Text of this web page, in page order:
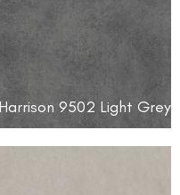
Harrison 9502 Light Grey